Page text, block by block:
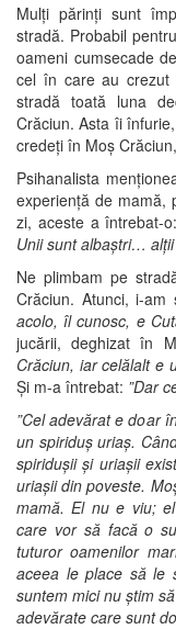
Mulți părinți sunt
stradă. Probabil
oameni cumsecade
cel în care au
stradă toată luna
Crăciun. Asta îi
credeți în Moș
Psihanalista
experiență de mamă,
zi, aceste a întrebat-o:
Unii sunt albaștri…
Ne plimbam pe
Crăciun. Atunci, i-am
acolo, îl cunosc, e
jucării, deghizat în
Crăciun, iar celălalt e
Și m-a întrebat: ”Dar
”Cel adevărat e doar
un spiriduș uriaș.
spiridușii și uriașii
uriașii din poveste.
mamă. El nu e viu;
care vor să facă o
tuturor oamenilor
aceea le place să le
suntem mici nu știm
adevărate care sunt